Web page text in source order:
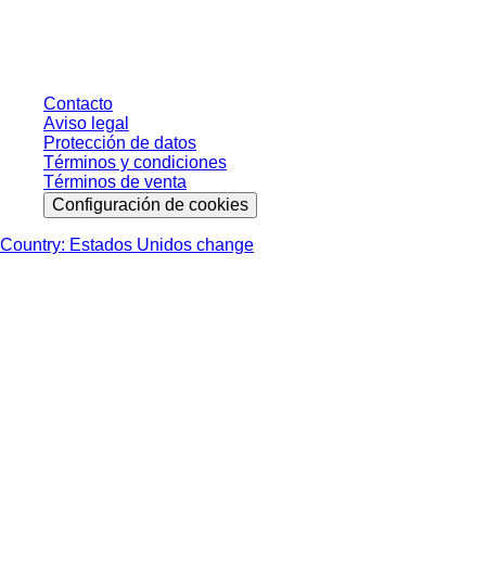
Contacto
Aviso legal
Protección de datos
Términos y condiciones
Términos de venta
Configuración de cookies
Country: Estados Unidos change